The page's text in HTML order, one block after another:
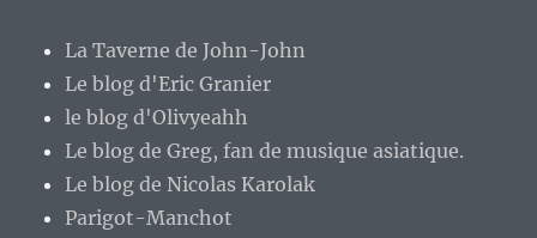
La Taverne de John-John
Le blog d'Eric Granier
le blog d'Olivyeahh
Le blog de Greg, fan de musique asiatique.
Le blog de Nicolas Karolak
Parigot-Manchot